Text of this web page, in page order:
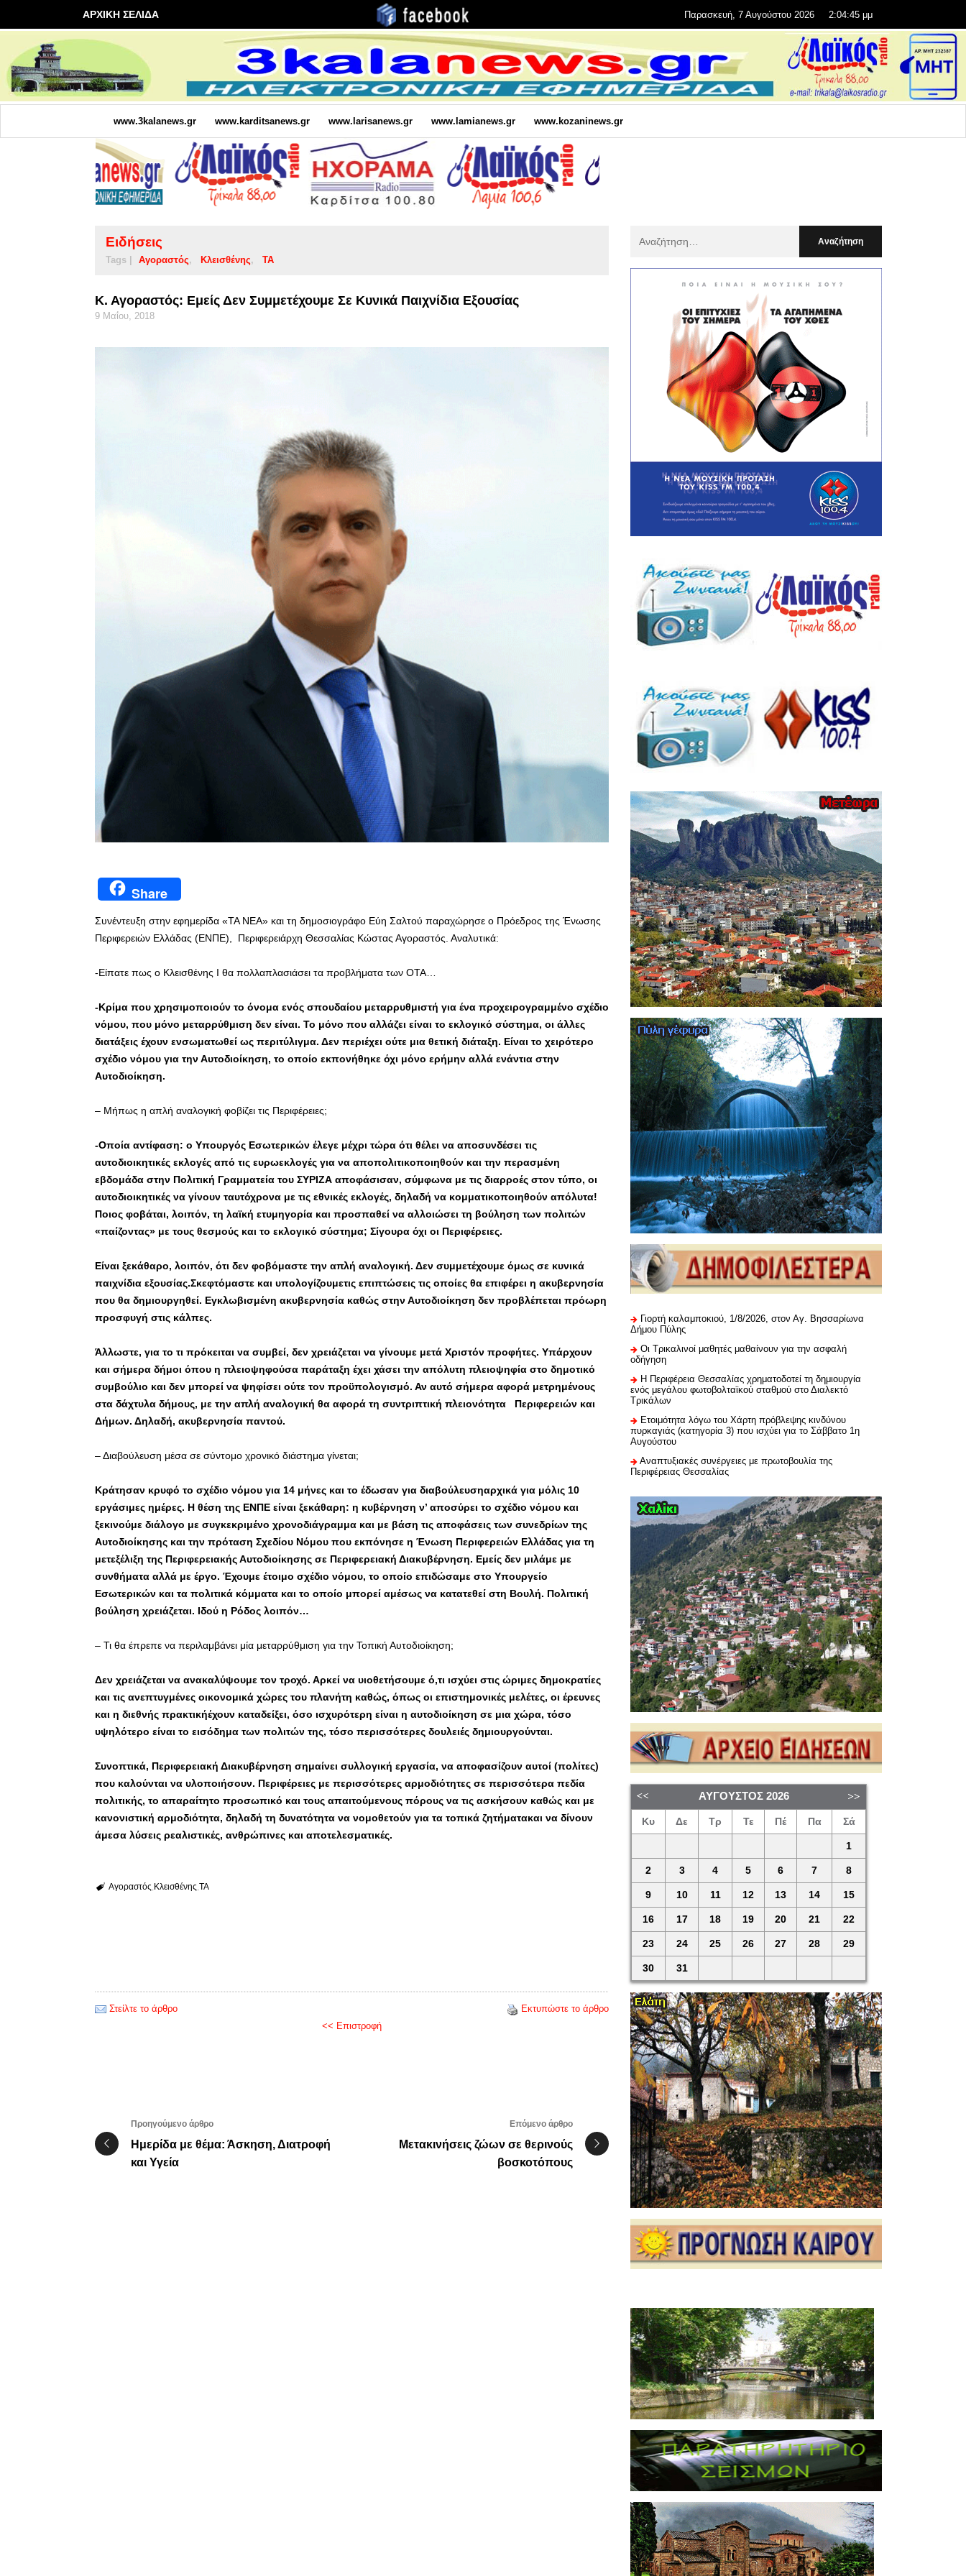
ΑΡΧΙΚΗ ΣΕΛΙΔΑ Παρασκευή, 7 Αυγούστου 2026 2:04:47 μμ
www.3kalanews.gr www.karditsanews.gr www.larisanews.gr www.lamianews.gr www.kozaninews.gr
Ειδήσεις
Tags | Αγοραστός Κλεισθένης ΤΑ
Κ. Αγοραστός: Εμείς Δεν Συμμετέχουμε Σε Κυνικά Παιχνίδια Εξουσίας
9 Μαΐου, 2018
Share
Συνέντευξη στην εφημερίδα «ΤΑ ΝΕΑ» και τη δημοσιογράφο Εύη Σαλτού παραχώρησε ο Πρόεδρος της Ένωσης
Περιφερειών Ελλάδας (ΕΝΠΕ), Περιφερειάρχη Θεσσαλίας Κώστας Αγοραστός. Αναλυτικά:
-Είπατε πως ο Κλεισθένης Ι θα πολλαπλασιάσει τα προβλήματα των ΟΤΑ…
-Κρίμα που χρησιμοποιούν το όνομα ενός σπουδαίου μεταρρυθμιστή για ένα προχειρογραμμένο σχέδιο
νόμου, που μόνο μεταρρύθμιση δεν είναι. Το μόνο που αλλάζει είναι το εκλογικό σύστημα, οι άλλες
διατάξεις έχουν ενσωματωθεί ως περιτύλιγμα. Δεν περιέχει ούτε μια θετική διάταξη. Είναι το χειρότερο
σχέδιο νόμου για την Αυτοδιοίκηση, το οποίο εκπονήθηκε όχι μόνο ερήμην αλλά ενάντια στην
Αυτοδιοίκηση.
– Μήπως η απλή αναλογική φοβίζει τις Περιφέρειες;
-Οποία αντίφαση: ο Υπουργός Εσωτερικών έλεγε μέχρι τώρα ότι θέλει να αποσυνδέσει τις
αυτοδιοικητικές εκλογές από τις ευρωεκλογές για να αποπολιτικοποιηθούν και την περασμένη
εβδομάδα στην Πολιτική Γραμματεία του ΣΥΡΙΖΑ αποφάσισαν, σύμφωνα με τις διαρροές στον τύπο, οι
αυτοδιοικητικές να γίνουν ταυτόχρονα με τις εθνικές εκλογές, δηλαδή να κομματικοποιηθούν απόλυτα!
Ποιος φοβάται, λοιπόν, τη λαϊκή ετυμηγορία και προσπαθεί να αλλοιώσει τη βούληση των πολιτών
«παίζοντας» με τους θεσμούς και το εκλογικό σύστημα; Σίγουρα όχι οι Περιφέρειες.
Είναι ξεκάθαρο, λοιπόν, ότι δεν φοβόμαστε την απλή αναλογική. Δεν συμμετέχουμε όμως σε κυνικά
παιχνίδια εξουσίας.Σκεφτόμαστε και υπολογίζουμετις επιπτώσεις τις οποίες θα επιφέρει η ακυβερνησία
που θα δημιουργηθεί. Εγκλωβισμένη ακυβερνησία καθώς στην Αυτοδιοίκηση δεν προβλέπεται πρόωρη
προσφυγή στις κάλπες.
Άλλωστε, για το τι πρόκειται να συμβεί, δεν χρειάζεται να γίνουμε μετά Χριστόν προφήτες. Υπάρχουν
και σήμερα δήμοι όπου η πλειοψηφούσα παράταξη έχει χάσει την απόλυτη πλειοψηφία στο δημοτικό
συμβούλιο και δεν μπορεί να ψηφίσει ούτε τον προϋπολογισμό. Αν αυτό σήμερα αφορά μετρημένους
στα δάχτυλα δήμους, με την απλή αναλογική θα αφορά τη συντριπτική πλειονότητα Περιφερειών και
Δήμων. Δηλαδή, ακυβερνησία παντού.
– Διαβούλευση μέσα σε σύντομο χρονικό διάστημα γίνεται;
Κράτησαν κρυφό το σχέδιο νόμου για 14 μήνες και το έδωσαν για διαβούλευσηαρχικά για μόλις 10
εργάσιμες ημέρες. Η θέση της ΕΝΠΕ είναι ξεκάθαρη: η κυβέρνηση ν’ αποσύρει το σχέδιο νόμου και
ξεκινούμε διάλογο με συγκεκριμένο χρονοδιάγραμμα και με βάση τις αποφάσεις των συνεδρίων της
Αυτοδιοίκησης και την πρόταση Σχεδίου Νόμου που εκπόνησε η Ένωση Περιφερειών Ελλάδας για τη
μετεξέλιξη της Περιφερειακής Αυτοδιοίκησης σε Περιφερειακή Διακυβέρνηση. Εμείς δεν μιλάμε με
συνθήματα αλλά με έργο. Έχουμε έτοιμο σχέδιο νόμου, το οποίο επιδώσαμε στο Υπουργείο
Εσωτερικών και τα πολιτικά κόμματα και το οποίο μπορεί αμέσως να κατατεθεί στη Βουλή. Πολιτική
βούληση χρειάζεται. Ιδού η Ρόδος λοιπόν…
– Τι θα έπρεπε να περιλαμβάνει μία μεταρρύθμιση για την Τοπική Αυτοδιοίκηση;
Δεν χρειάζεται να ανακαλύψουμε τον τροχό. Αρκεί να υιοθετήσουμε ό,τι ισχύει στις ώριμες δημοκρατίες
και τις ανεπτυγμένες οικονομικά χώρες του πλανήτη καθώς, όπως οι επιστημονικές μελέτες, οι έρευνες
και η διεθνής πρακτικήέχουν καταδείξει, όσο ισχυρότερη είναι η αυτοδιοίκηση σε μια χώρα, τόσο
υψηλότερο είναι το εισόδημα των πολιτών της, τόσο περισσότερες δουλειές δημιουργούνται.
Συνοπτικά, Περιφερειακή Διακυβέρνηση σημαίνει συλλογική εργασία, να αποφασίζουν αυτοί (πολίτες)
που καλούνται να υλοποιήσουν. Περιφέρειες με περισσότερες αρμοδιότητες σε περισσότερα πεδία
πολιτικής, το απαραίτητο προσωπικό και τους απαιτούμενους πόρους να τις ασκήσουν καθώς και με
κανονιστική αρμοδιότητα, δηλαδή τη δυνατότητα να νομοθετούν για τα τοπικά ζητήματακαι να δίνουν
άμεσα λύσεις ρεαλιστικές, ανθρώπινες και αποτελεσματικές.
Αγοραστός Κλεισθένης ΤΑ
Στείλτε το άρθρο
Εκτυπώστε το άρθρο
<< Επιστροφή
Προηγούμενο άρθρο
Ημερίδα με θέμα: Άσκηση, Διατροφή
και Υγεία
Επόμενο άρθρο
Μετακινήσεις ζώων σε θερινούς
βοσκοτόπους
:
Γιορτή καλαμποκιού, 1/8/2026, στον Αγ. Βησσαρίωνα
Δήμου Πύλης
Οι Τρικαλινοί μαθητές μαθαίνουν για την ασφαλή
οδήγηση
H Περιφέρεια Θεσσαλίας χρηματοδοτεί τη δημιουργία
ενός μεγάλου φωτοβολταϊκού σταθμού στο Διαλεκτό
Τρικάλων
Ετοιμότητα λόγω του Χάρτη πρόβλεψης κινδύνου
πυρκαγιάς (κατηγορία 3) που ισχύει για το Σάββατο 1η
Αυγούστου
Αναπτυξιακές συνέργειες με πρωτοβουλία της
Περιφέρειας Θεσσαλίας
ΑΎΓΟΥΣΤΟΣ 2026
Κυ Δε Τρ Τε Πέ Πα Σά
1
2 3 4 5 6 7 8
9 10 11 12 13 14 15
16 17 18 19 20 21 22
23 24 25 26 27 28 29
30 31